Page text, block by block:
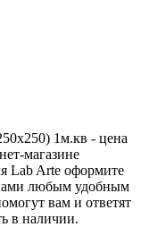
1м.кв - цена
магазине
Lab Arte оформите
нами любым удобным
вам и ответят
в наличии.